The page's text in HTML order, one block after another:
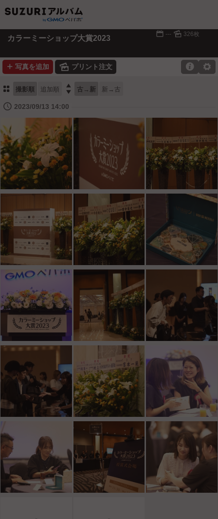
カラーミーショップ大賞2023 📅 --- 🌄 326枚
➕ 写真を追加 🌄 プリント注文 ⚙

⚏ 撮影順 追加順  古→新 新→古
🕔 2023/09/13 14:00